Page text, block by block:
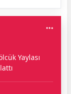
Yaylası